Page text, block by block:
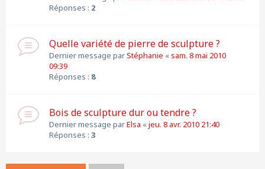
Réponses : 2
Quelle variété de pierre de sculpture ?
Dernier message parStéphanie «sam. 8 mai 2010
09:39
Réponses : 8
Bois de sculpture dur ou tendre ?
Dernier message parElsa «jeu. 8 avr. 2010 21:40
Réponses : 3